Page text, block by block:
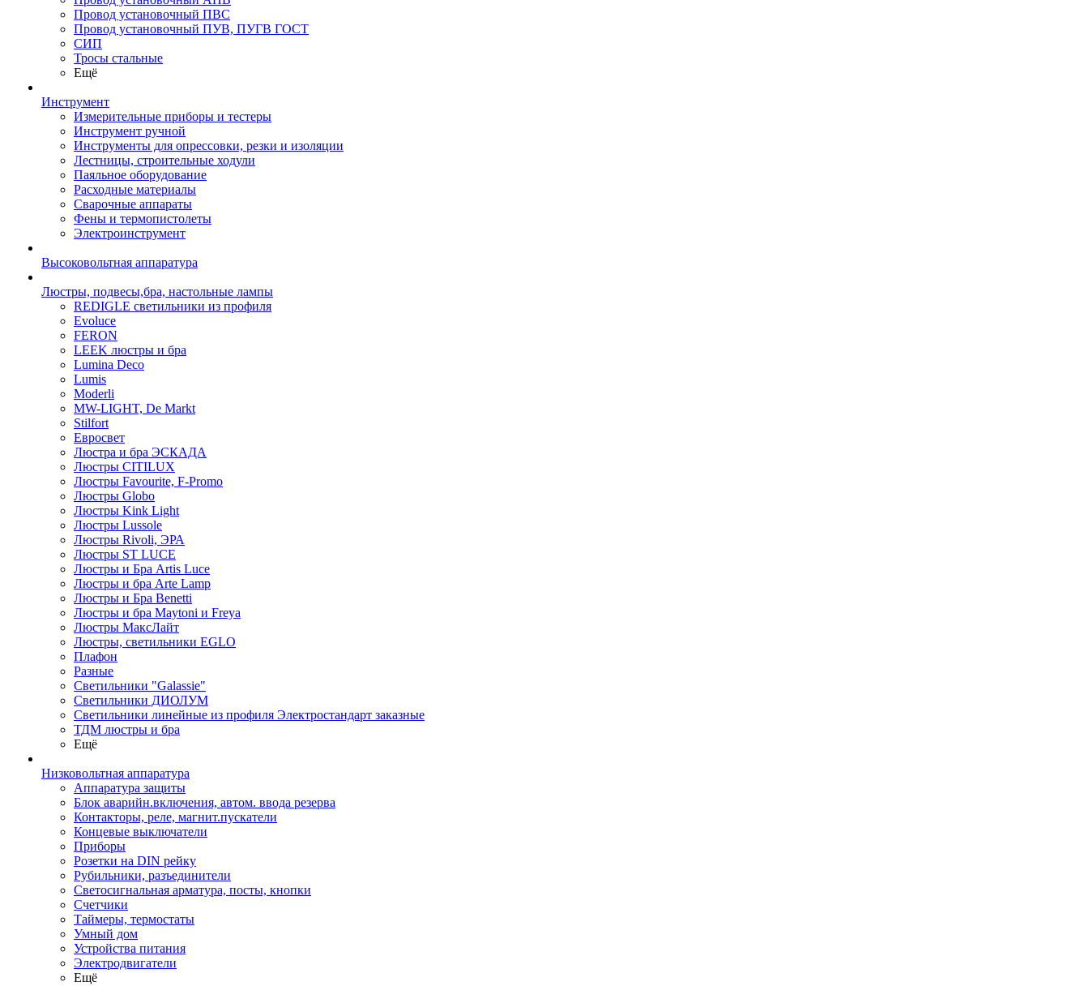
Провод установочный ПВС
Провод установочный ПУВ, ПУГВ ГОСТ
СИП
Тросы стальные
Ещё
Инструмент
Измерительные приборы и тестеры
Инструмент ручной
Инструменты для опрессовки, резки и изоляции
Лестницы, строительные ходули
Паяльное оборудование
Расходные материалы
Сварочные аппараты
Фены и термопистолеты
Электроинструмент
Высоковольтная аппаратура
Люстры, подвесы,бра, настольные лампы
REDIGLE светильники из профиля
Evoluce
FERON
LEEK люстры и бра
Lumina Deco
Lumis
Moderli
MW-LIGHT, De Markt
Stilfort
Евросвет
Люстра и бра ЭСКАДА
Люстры CITILUX
Люстры Favourite, F-Promo
Люстры Globo
Люстры Kink Light
Люстры Lussole
Люстры Rivoli, ЭРА
Люстры ST LUCE
Люстры и Бра Artis Luce
Люстры и бра Arte Lamp
Люстры и Бра Benetti
Люстры и бра Maytoni и Freya
Люстры МаксЛайт
Люстры, светильники EGLO
Плафон
Разные
Светильники "Galassie"
Светильники ДИОЛУМ
Светильники линейные из профиля Электростандарт заказные
ТДМ люстры и бра
Ещё
Низковольтная аппаратура
Аппаратура защиты
Блок аварийн.включения, автом. ввода резерва
Контакторы, реле, магнит.пускатели
Концевые выключатели
Приборы
Розетки на DIN рейку
Рубильники, разъединители
Светосигнальная арматура, посты, кнопки
Счетчики
Таймеры, термостаты
Умный дом
Устройства питания
Электродвигатели
Ещё